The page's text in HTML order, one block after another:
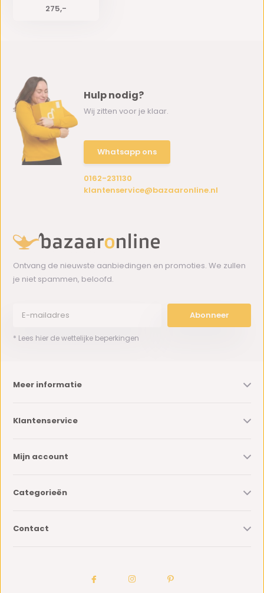
275,-
Hulp nodig?
Wij zitten voor je klaar.
Whatsapp ons
0162-231130
klantenservice@bazaaronline.nl
Ontvang de nieuwste aanbiedingen en promoties. We zullen
je niet spammen, beloofd.
Abonneer
* Lees hier de wettelijke beperkingen
Meer informatie
Klantenservice
Mijn account
Categorieën
Contact